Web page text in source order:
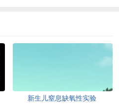
新生儿窒息缺氧性实验